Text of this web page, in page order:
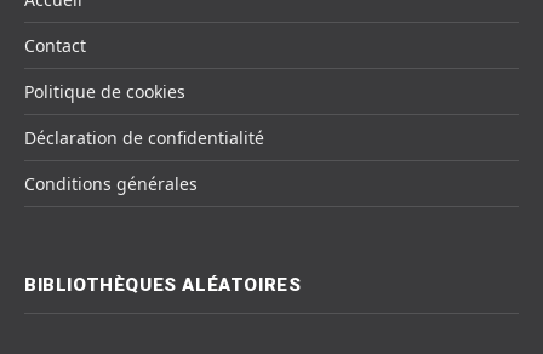
Contact
Politique de cookies
Déclaration de confidentialité
Conditions générales
BIBLIOTHÈQUES ALÉATOIRES